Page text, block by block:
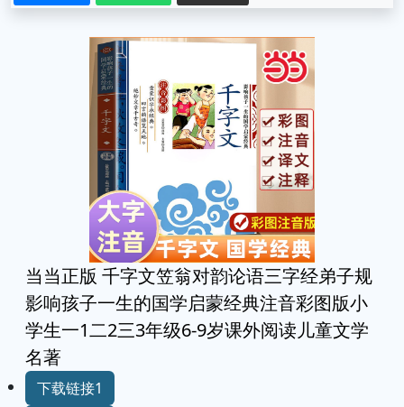
当当正版 千字文笠翁对韵论语三字经弟子规
影响孩子一生的国学启蒙经典注音彩图版小
学生一1二2三3年级6-9岁课外阅读儿童文学
名著
下载链接1